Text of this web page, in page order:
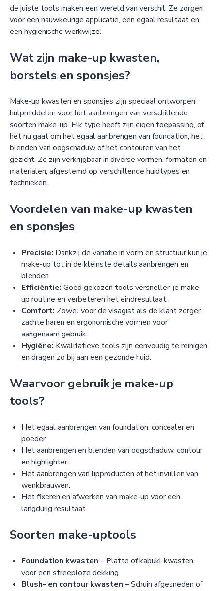
de juiste tools maken een wereld van verschil. Ze zorgen
voor een nauwkeurige applicatie, een egaal resultaat en
een hygiënische werkwijze.
Wat zijn make-up kwasten,
borstels en sponsjes?
Make-up kwasten en sponsjes zijn speciaal ontworpen
hulpmiddelen voor het aanbrengen van verschillende
soorten make-up. Elk type heeft zijn eigen toepassing, of
het nu gaat om het egaal aanbrengen van foundation, het
blenden van oogschaduw of het contouren van het
gezicht. Ze zijn verkrijgbaar in diverse vormen, formaten en
materialen, afgestemd op verschillende huidtypes en
technieken.
Voordelen van make-up kwasten
en sponsjes
Precisie: Dankzij de variatie in vorm en structuur kun je
make-up tot in de kleinste details aanbrengen en
blenden.
Efficiëntie: Goed gekozen tools versnellen je make-
up routine en verbeteren het eindresultaat.
Comfort: Zowel voor de visagist als de klant zorgen
zachte haren en ergonomische vormen voor
aangenaam gebruik.
Hygiëne: Kwalitatieve tools zijn eenvoudig te reinigen
en dragen zo bij aan een gezonde huid.
Waarvoor gebruik je make-up
tools?
Het egaal aanbrengen van foundation, concealer en
poeder.
Het aanbrengen en blenden van oogschaduw, contour
en highlighter.
Het aanbrengen van lipproducten of het invullen van
wenkbrauwen.
Het fixeren en afwerken van make-up voor een
langdurig resultaat.
Soorten make-uptools
Foundation kwasten – Platte of kabuki-kwasten
voor een streeploze dekking.
Blush- en contour kwasten – Schuin afgesneden of